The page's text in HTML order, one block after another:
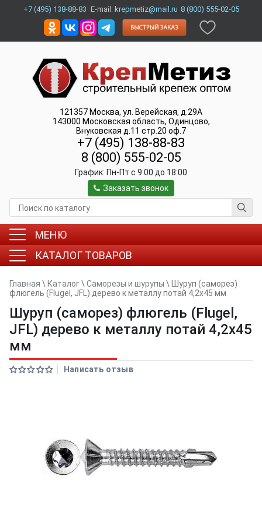
+7 (495) 138-88-83 E-mail: krepmetiz@mail.ru 8 (800) 555-02-05
121357 Москва, ул. Верейская, д.29А
143000 Московская область, Одинцово,
Внуковская д.11 стр.20 оф.7
+7 (495) 138-88-83
8 (800) 555-02-05
График: Пн-Пт c 9:00 до 18:00
Заказать звонок
МЕНЮ
КАТАЛОГ ТОВАРОВ
Главная \ Каталог\ Саморезы и шурупы \
Шуруп (саморез)
флюгель (Flugel, JFL) дерево к металлу потай 4,2х45 мм
Шуруп (саморез) флюгель (Flugel,
JFL) дерево к металлу потай 4,2х45
мм
Написать отзыв